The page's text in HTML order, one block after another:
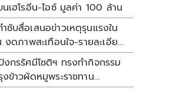
นเฮโรอีน-ไอซ์ มูลค่า 100 ล้าน
ชับสื่อเสนอข่าวเหตุรุนแรงใน
งดภาพสะเทือนใจ-รายละเอียด
นแบบ
งกรรัศมีโชติฯ ทรงทำกิจกรรม
ข้าวผัดหมูพระราชทาน